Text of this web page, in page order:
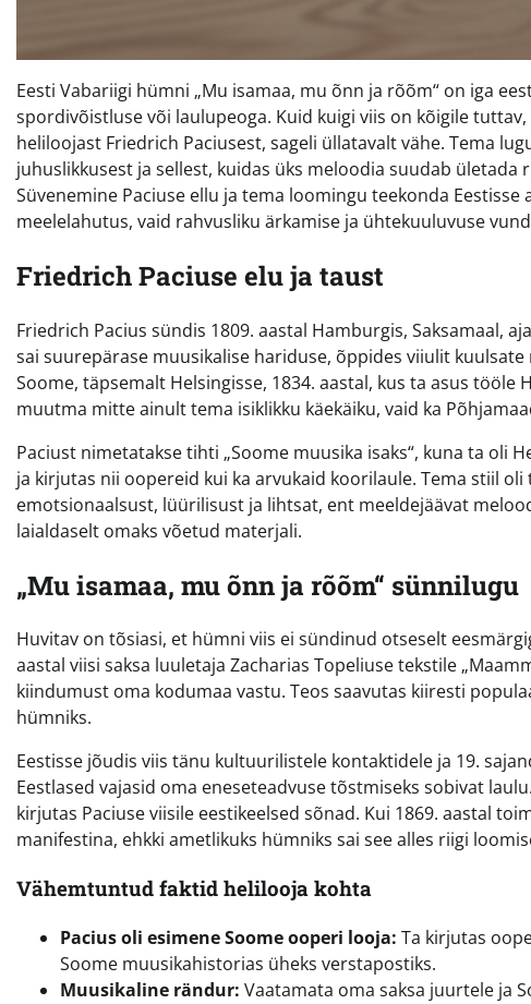
Eesti Vabariigi hümni „Mu isamaa, mu õnn ja rõõm“ on iga
spordivõistluse või laulupeoga. Kuid kuigi viis on kõigile
heliloojast Friedrich Paciusest, sageli üllatavalt vähe. Tema
juhuslikkusest ja sellest, kuidas üks meloodia suudab
Süvenemine Paciuse ellu ja tema loomingu teekonda
meelelahutus, vaid rahvusliku ärkamise ja ühtekuuluvuse
Friedrich Paciuse elu ja taust
Friedrich Pacius sündis 1809. aastal Hamburgis, Saksamaal,
sai suurepärase muusikalise hariduse, õppides viiulit
Soome, täpsemalt Helsingisse, 1834. aastal, kus ta asus
muutma mitte ainult tema isiklikku käekäiku, vaid ka
Paciust nimetatakse tihti „Soome muusika isaks“, kuna ta
ja kirjutas nii oopereid kui ka arvukaid koorilaule. Tema stiil
emotsionaalsust, lüürilisust ja lihtsat, ent meeldejäävat
laialdaselt omaks võetud materjali.
„Mu isamaa, mu õnn ja rõõm“ sünnilugu
Huvitav on tõsiasi, et hümni viis ei sündinud otseselt
aastal viisi saksa luuletaja Zacharias Topeliuse tekstile
kiindumust oma kodumaa vastu. Teos saavutas kiiresti
hümniks.
Eestisse jõudis viis tänu kultuurilistele kontaktidele ja 19.
Eestlased vajasid oma eneseteadvuse tõstmiseks sobivat
kirjutas Paciuse viisile eestikeelsed sõnad. Kui 1869. aastal
manifestina, ehkki ametlikuks hümniks sai see alles riigi
Vähemtuntud faktid helilooja kohta
Pacius oli esimene Soome ooperi looja: Ta kirjutas
Soome muusikahistorias üheks verstapostiks.
Muusikaline rändur: Vaatamata oma saksa juurtele ja